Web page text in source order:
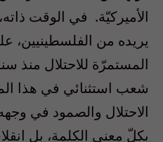
الأميركيّة. في الوقت
يريده من الفلسطينيين،
المستمرّة للاحتلال منذ
شعب استثنائي في هذا
الاحتلال والصمود في
بكلّ معنى الكلمة، بل